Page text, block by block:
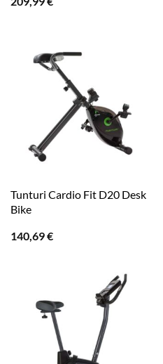
Tunturi Cardio Fit D20 Desk
Bike
140,69€